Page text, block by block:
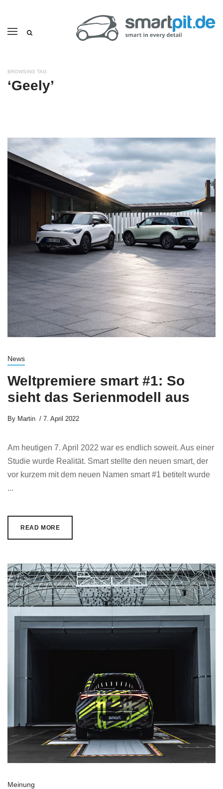
BROWSING TAG
‘Geely’
News
Weltpremiere smart #1: So
sieht das Serienmodell aus
By Martin 7. April 2022
Am heutigen 7. April 2022 war es endlich soweit. Aus einer
Studie wurde Realität. Smart stellte den neuen smart, der
vor kurzem mit dem neuen Namen smart #1 betitelt wurde
...
READ MORE
Meinung